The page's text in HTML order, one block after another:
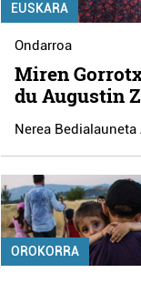
EUSKARA
Ondarroa
Miren
du Augustin
Nerea Bedialauneta
OROKORRA